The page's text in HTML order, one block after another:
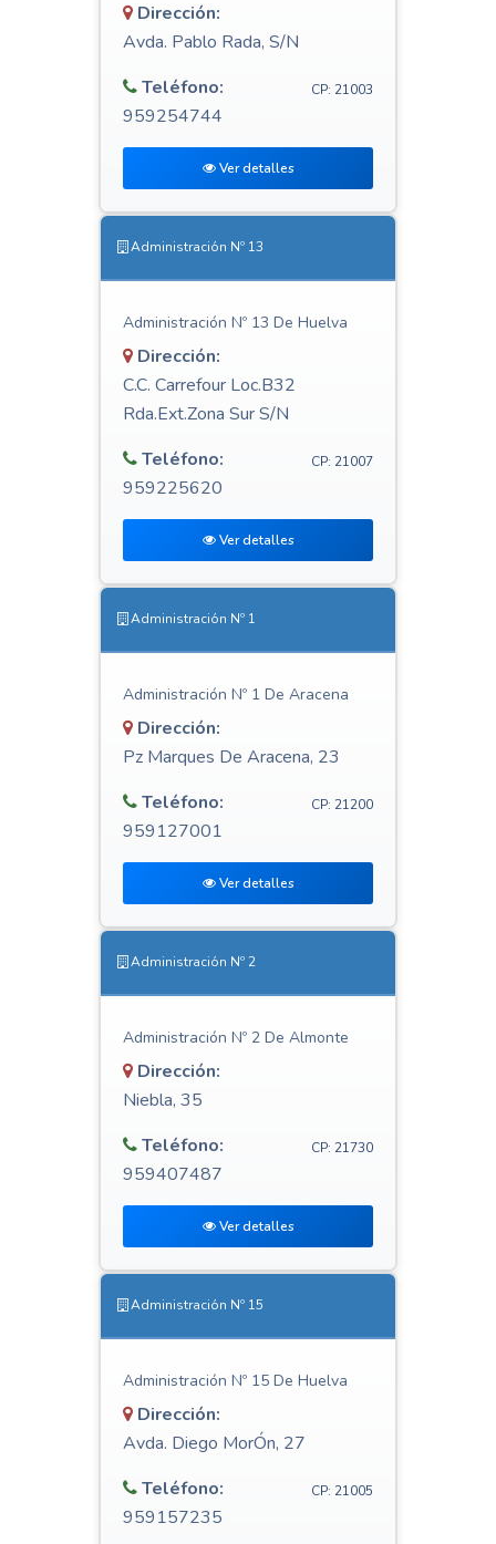
Dirección:
Avda. Pablo Rada, S/N
CP: 21003
Teléfono:
959254744
Ver detalles
Administración Nº 13
Administración Nº 13 De Huelva
Dirección:
C.C. Carrefour Loc.B32
Rda.Ext.Zona Sur S/N
CP: 21007
Teléfono:
959225620
Ver detalles
Administración Nº 1
Administración Nº 1 De Aracena
Dirección:
Pz Marques De Aracena, 23
CP: 21200
Teléfono:
959127001
Ver detalles
Administración Nº 2
Administración Nº 2 De Almonte
Dirección:
Niebla, 35
CP: 21730
Teléfono:
959407487
Ver detalles
Administración Nº 15
Administración Nº 15 De Huelva
Dirección:
Avda. Diego MorÓn, 27
CP: 21005
Teléfono:
959157235